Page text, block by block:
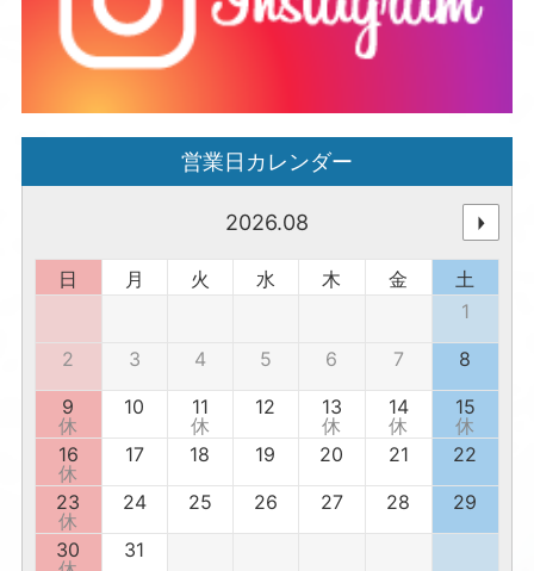
営業日カレンダー
2026.08
日 月 火 水 木 金
土
1
2
3 4 5 6 7
8
9
休
10
11
休
12
13
休
14
休
15
休
16
休
17 18 19 20 21
22
23
休
24 25 26 27 28
29
30
31